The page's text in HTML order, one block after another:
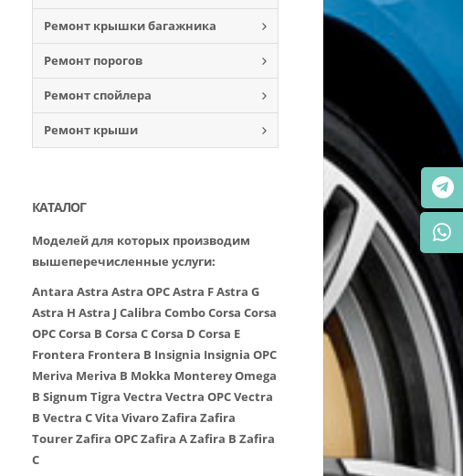
Ремонт крышки багажника
Ремонт порогов
Ремонт спойлера
Ремонт крыши
КАТАЛОГ
Моделей для которых производим
вышеперечисленные услуги:
Antara Astra Astra OPCAstra FAstra G
Astra H Astra J Calibra ComboCorsa Corsa
OPCCorsa B Corsa CCorsa D Corsa E
Frontera Frontera B Insignia Insignia OPC
Meriva Meriva B Mokka MontereyOmega
B Signum Tigra Vectra Vectra OPCVectra
B Vectra CVita VivaroZafira Zafira
TourerZafira OPCZafira AZafira B Zafira
C